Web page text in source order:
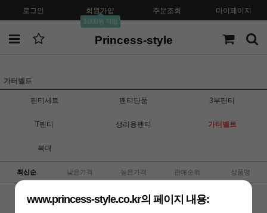
로그인 회원가입
3,000원 적립
주문조회 마이페이지
Princess-style
가터벨트
팬티세트 팬티단품 3부팬티
T팬티 생리용팬티 가터벨트
복대
최신순 낮은가격 높은가격 판매순위 상품명
www.princess-style.co.kr의 페이지 내용: